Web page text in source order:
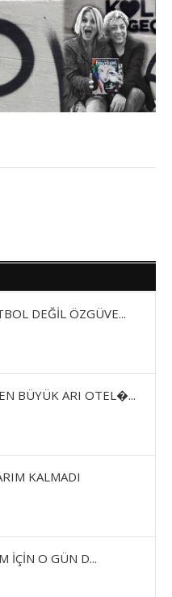
DEĞİL ÖZGÜVE...
BÜYÜK ARI OTEL�...
KALMADI
İÇİN O GÜN D...